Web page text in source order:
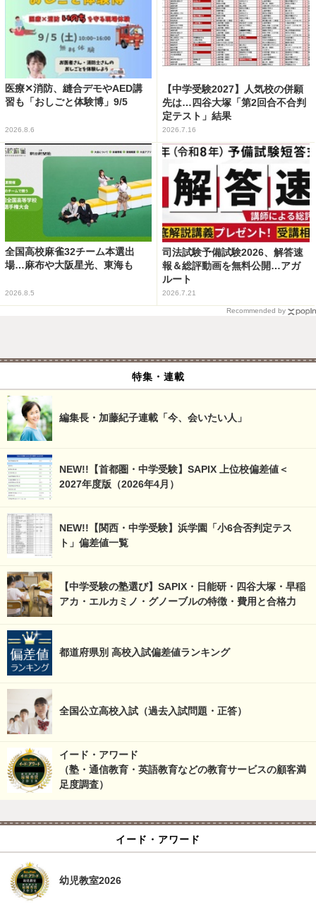
医療✕消防、縫合デモやAED講
習も「おしごと体験博」9/5
2026.8.6
【中学受験2027】人気校の併願
先は…四谷大塚「第2回合不合判
定テスト」結果
2026.7.16
全国高校麻雀32チーム本選出
場…麻布や大阪星光、東海も
2026.8.5
司法試験予備試験2026、解答速
報＆総評動画を無料公開…アガ
ルート
2026.7.21
Recommended by
特集・連載
編集長・加藤紀子連載「今、会いたい人」
NEW!!【首都圏・中学受験】SAPIX 上位校偏差値＜
2027年度版（2026年4月）
NEW!!【関西・中学受験】浜学園「小6合否判定テス
ト」偏差値一覧
【中学受験の塾選び】SAPIX・日能研・四谷大塚・早稲
アカ・エルカミノ・グノーブルの特徴・費用と合格力
都道府県別 高校入試偏差値ランキング
全国公立高校入試（過去入試問題・正答）
イード・アワード
（塾・通信教育・英語教育などの教育サービスの顧客満
足度調査）
イード・アワード
幼児教室2026